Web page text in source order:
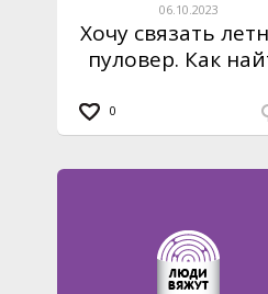
0
06.10.2023
Хочу связать
пуловер. Как